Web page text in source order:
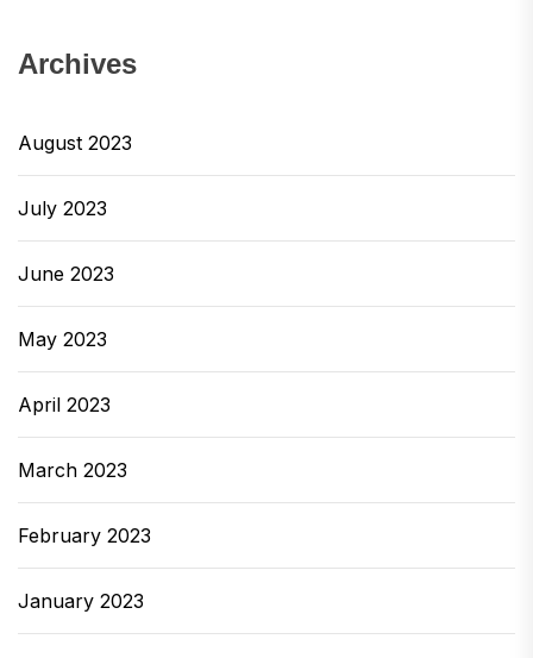
Archives
August 2023
July 2023
June 2023
May 2023
April 2023
March 2023
February 2023
January 2023